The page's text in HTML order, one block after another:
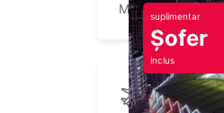
MEDELLIN -
suplimentar
Șofer
inclus